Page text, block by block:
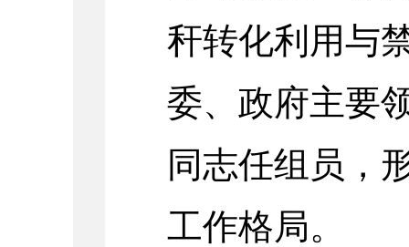
秆转化利用与
委、政府主要
同志任组员，
工作格局。